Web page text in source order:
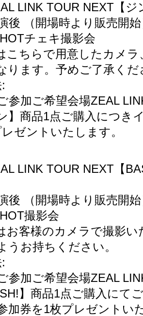
LINK TOUR NEXT【ジ
後 （開場時より販売開
チェキ撮影会
こちらで用意したカメラ
ります。予めご了承くだ
参加ご希望会場ZEAL
】商品1点ご購入につき
ゼントいたします。
LINK TOUR NEXT【
後 （開場時より販売開
撮影会
お客様のカメラで撮影い
うお持ちください。
参加ご希望会場ZEAL
】商品1点ご購入にて
加券を1枚プレゼントい